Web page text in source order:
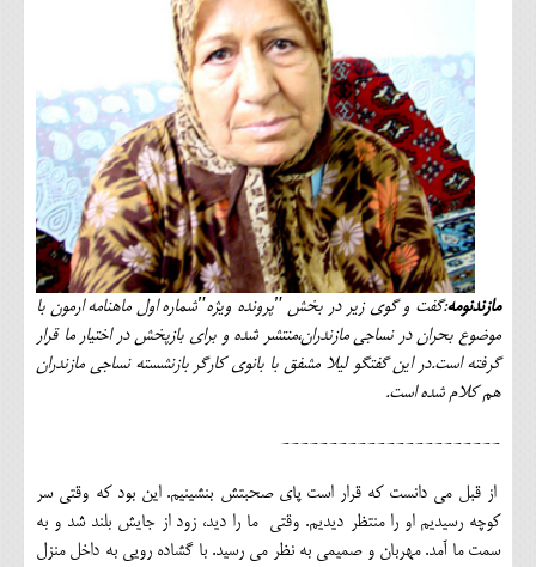
خانه
مازندنومه:گفت و گوی زیر در بخش "پرونده ويژه"شماره اول ماهنامه ارمون با
موضوع بحران در نساجی مازندران،منتشر شده و برای بازپخش در اختیار ما قرار
گرفته است.در این گفتگو لیلا مشفق با بانوی کارگر بازنشسته نساجی مازندران
هم کلام شده است.
-----------------------
از قبل می دانست که قرار است پای صحبتش بنشینیم. این بود که وقتي سر
کوچه رسیدیم او را منتظر ديديم. وقتی ما را دید، زود از جایش بلند شد و به
سمت ما آمد. مهربان و صمیمی به نظر می رسید. با گشاده رویی به داخل منزل